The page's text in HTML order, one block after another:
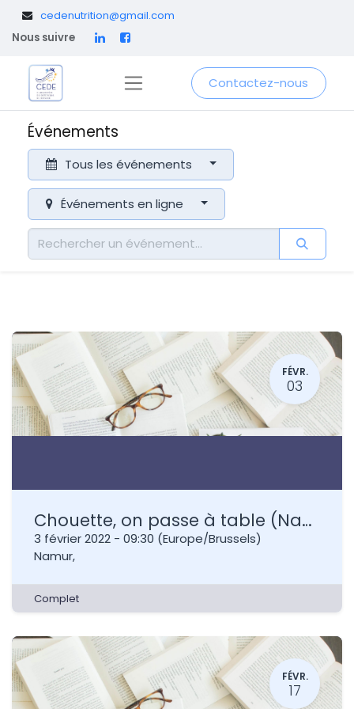
cedenutrition@gmail.com
Nous suivre
Contactez-nous
Événements
Tous les événements
Événements en ligne
FÉVR.
03
Chouette, on passe à table (Namur)
3 février 2022 - 09:30 (Europe/Brussels)
Namur,
Complet
FÉVR.
17